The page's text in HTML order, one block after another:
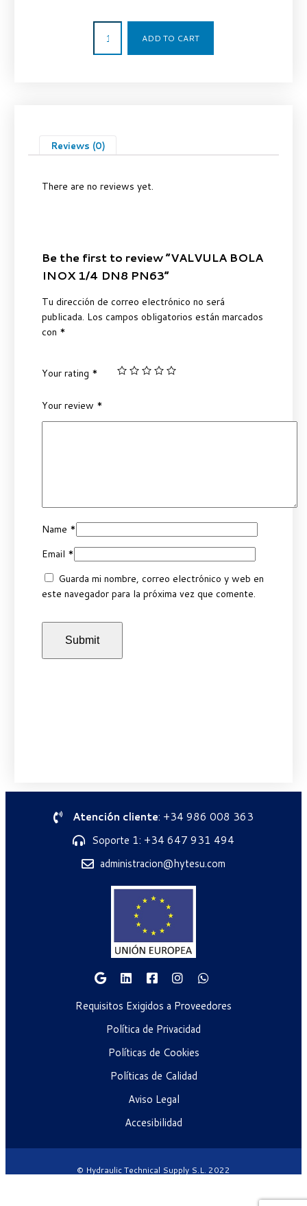
ADD TO CART
Reviews (0)
There are no reviews yet.
Be the first to review “VALVULA BOLA
INOX 1/4 DN8 PN63”
Tu dirección de correo electrónico no será
publicada. Los campos obligatorios están marcados
con *
Your rating *
Your review *
Name *
Email *
Guarda mi nombre, correo electrónico y web en
este navegador para la próxima vez que comente.
Atención cliente: +34 986 008 363
Soporte 1: +34 647 931 494
administracion@hytesu.com
Requisitos Exigidos a Proveedores
Política de Privacidad
Políticas de Cookies
Políticas de Calidad
Aviso Legal
Accesibilidad
© Hydraulic Technical Supply S.L. 2022